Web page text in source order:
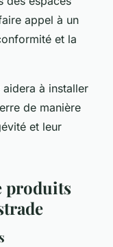
appel à un
et la
à installer
de manière
et leur
produits